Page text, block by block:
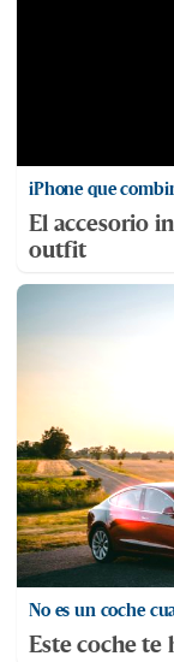
iPhone que
El accesorio
outfit
No es un coche
Este coche te